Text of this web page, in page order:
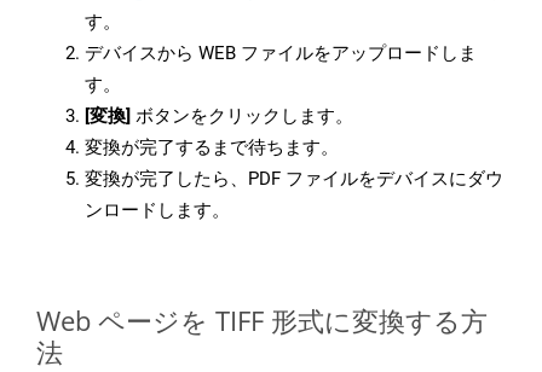
す。
デバイスから WEB ファイルをアップロードしま
す。
[変換] ボタンをクリックします。
変換が完了するまで待ちます。
変換が完了したら、PDF ファイルをデバイスにダウ
ンロードします。
Web ページを TIFF 形式に変換する方
法